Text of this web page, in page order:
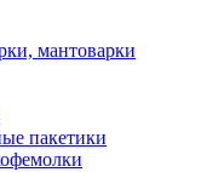
мантоварки
пакетики